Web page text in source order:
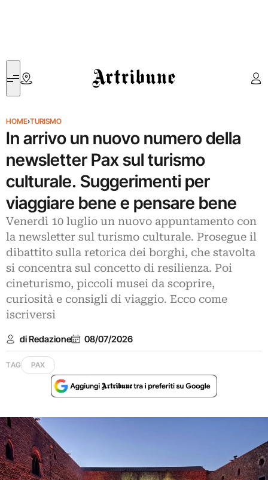
Artribune
HOME›TURISMO
In arrivo un nuovo numero della
newsletter Pax sul turismo
culturale. Suggerimenti per
viaggiare bene e pensare bene
Venerdì 10 luglio un nuovo appuntamento con
la newsletter sul turismo culturale. Prosegue il
dibattito sulla retorica dei borghi, che stavolta
si concentra sul concetto di resilienza. Poi
cineturismo, piccoli musei da scoprire,
curiosità e consigli di viaggio. Ecco come
iscriversi
di Redazione 08/07/2026
TAG PAX